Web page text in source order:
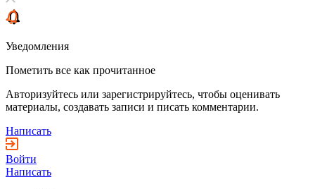
Уведомления
Пометить все как прочитанное
Авторизуйтесь или зарегистрируйтесь, чтобы оценивать
материалы, создавать записи и писать комментарии.
Написать
Войти
Написать